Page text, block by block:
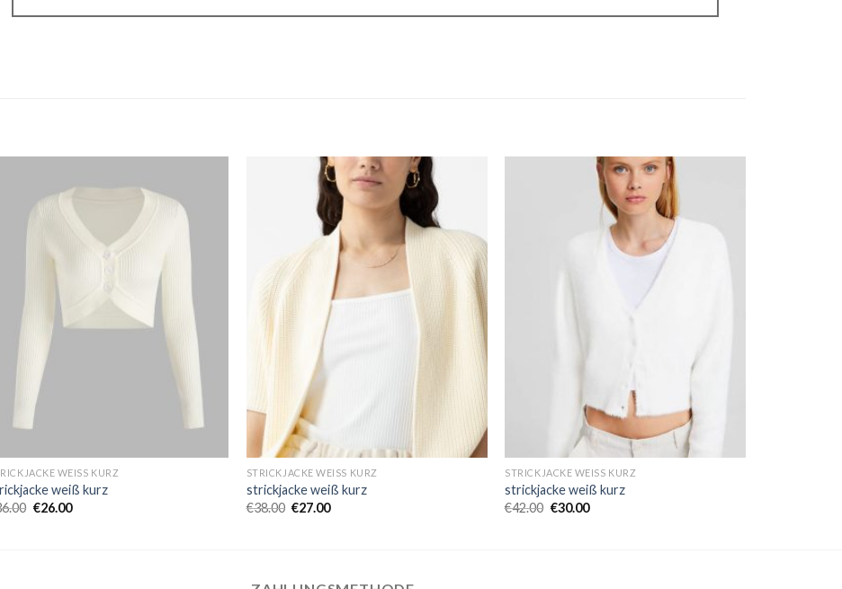
WEISS KURZ
weiß kurz
€26.00
STRICKJACKE WEISS KURZ
strickjacke weiß kurz
€38.00 €27.00
STRICKJACKE WEISS KURZ
strickjacke weiß kurz
€42.00 €30.00